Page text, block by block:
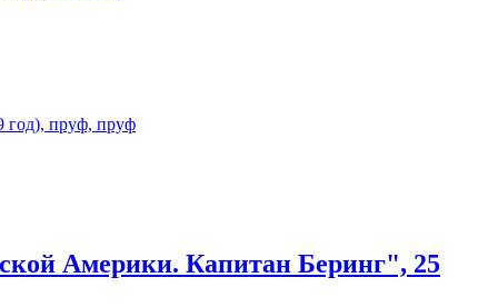
Америки. Капитан Беринг", 25